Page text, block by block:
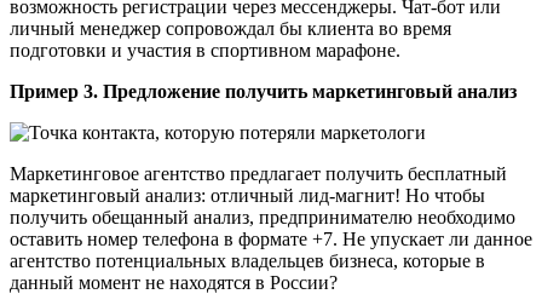
возможность регистрации через мессенджеры. Чат-бот или
личный менеджер сопровождал бы клиента во время
подготовки и участия в спортивном марафоне.
Пример 3. Предложение получить маркетинговый анализ
Маркетинговое агентство предлагает получить бесплатный
маркетинговый анализ: отличный лид-магнит! Но чтобы
получить обещанный анализ, предпринимателю необходимо
оставить номер телефона в формате +7. Не упускает ли данное
агентство потенциальных владельцев бизнеса, которые в
данный момент не находятся в России?